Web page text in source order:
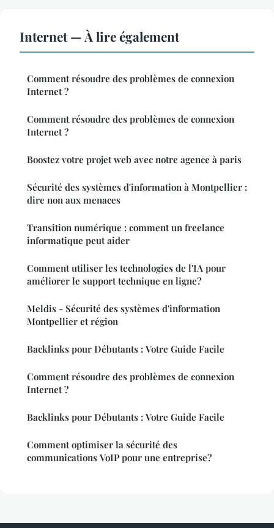
Internet — À lire également
Comment résoudre des problèmes de connexion
Internet ?
Comment résoudre des problèmes de connexion
Internet ?
Boostez votre projet web avec notre agence à paris
Sécurité des systèmes d'information à Montpellier :
dire non aux menaces
Transition numérique : comment un freelance
informatique peut aider
Comment utiliser les technologies de l'IA pour
améliorer le support technique en ligne?
Meldis - Sécurité des systèmes d'information
Montpellier et région
Backlinks pour Débutants : Votre Guide Facile
Comment résoudre des problèmes de connexion
Internet ?
Backlinks pour Débutants : Votre Guide Facile
Comment optimiser la sécurité des
communications VoIP pour une entreprise?